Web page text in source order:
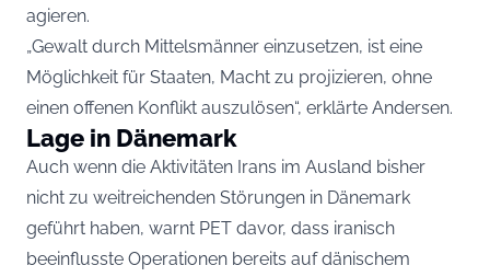
agieren.
„Gewalt durch Mittelsmänner einzusetzen, ist eine
Möglichkeit für Staaten, Macht zu projizieren, ohne
einen offenen Konflikt auszulösen“, erklärte Andersen.
Lage in Dänemark
Auch wenn die Aktivitäten Irans im Ausland bisher
nicht zu weitreichenden Störungen in Dänemark
geführt haben, warnt PET davor, dass iranisch
beeinflusste Operationen bereits auf dänischem